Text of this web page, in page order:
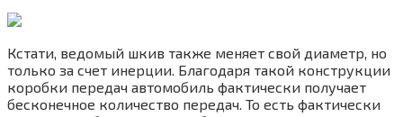
Кстати, ведомый шкив также меняет свой диаметр, но
только за счет инерции. Благодаря такой конструкции
коробки передач автомобиль фактически получает
бесконечное количество передач. То есть фактически